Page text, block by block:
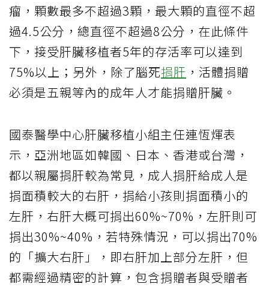
瘤，顆數最多不超過3顆，最大顆的直徑不超
過4.5公分，總直徑不超過8公分，在此條件
下，接受肝臟移植者5年的存活率可以達到
75%以上；另外，除了腦死捐肝 ，活體捐贈
必須是五親等內的成年人才能捐贈肝臟。
國泰醫學中心肝臟移植小組主任連恆煇表
示，亞洲地區如韓國、日本、香港或台灣，
都以親屬捐肝較為常見，成人捐肝給成人是
捐面積較大的右肝，捐給小孩則捐面積小的
左肝，右肝大概可捐出60%~70%，左肝則可
捐出30%~40%，若特殊情況，可以捐出70%
的「擴大右肝」，即右肝加上部分左肝，但
都需經過精密的計算，包含捐贈者與受贈者